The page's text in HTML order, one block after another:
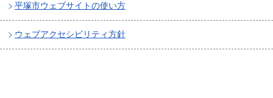
平塚市ウェブサイトの使い方
ウェブアクセシビリティ方針